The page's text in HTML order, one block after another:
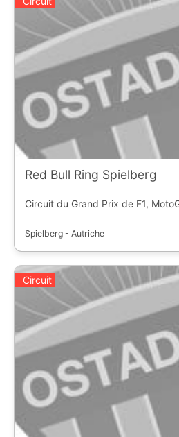
Red Bull Ring Spielberg
Circuit du Grand Prix de F1,
Spielberg - Autriche
Circuit